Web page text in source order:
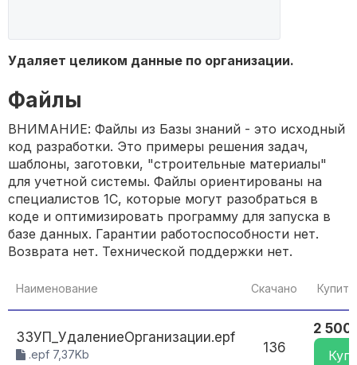
Удаляет целиком данные по организации.
Файлы
ВНИМАНИЕ: Файлы из Базы знаний - это исходный
код разработки. Это примеры решения задач,
шаблоны, заготовки, "строительные материалы"
для учетной системы. Файлы ориентированы на
специалистов 1С, которые могут разобраться в
коде и оптимизировать программу для запуска в
базе данных. Гарантии работоспособности нет.
Возврата нет. Технической поддержки нет.
Наименование Скачано
3ЗУП_УдалениеОрганизации.epf
.epf 7,37Kb 136
2 500